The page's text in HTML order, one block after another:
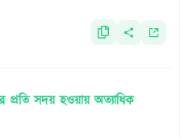
প্রতি সদয় হওয়ায় অত্যাধিক